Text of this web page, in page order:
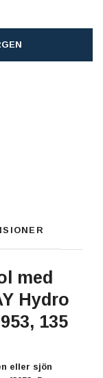
med
Hydro
135
eller sjön